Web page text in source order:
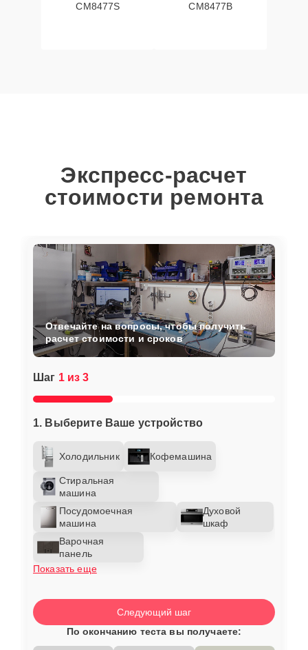
CM8477S
CM8477B
Экспресс-расчет
стоимости ремонта
Шаг 1 из 3
1. Выберите Ваше устройство
Холодильник Кофемашина
Стиральная
машина
Посудомоечная
машина
Духовой
шкаф
Варочная
панель
Показать еще
Отвечайте на вопросы, чтобы получить
расчет стоимости и сроков
Следующий шаг
По окончанию теста вы получаете: